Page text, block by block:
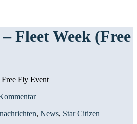
Fleet Week (Free
, News, Star Citizen